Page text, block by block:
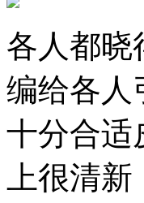
各人都晓
编给各人
十分合适
上很清